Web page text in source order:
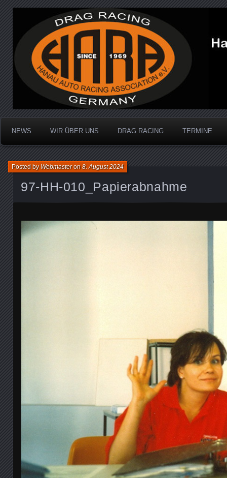
Hanau Auto Racing
Dragracing auf der 1/4 Meile
NEWS WIR ÜBER UNS DRAG RACING TERMINE
97-HH-010_Papierabnahme
Posted byWebmasteron8. August 2024